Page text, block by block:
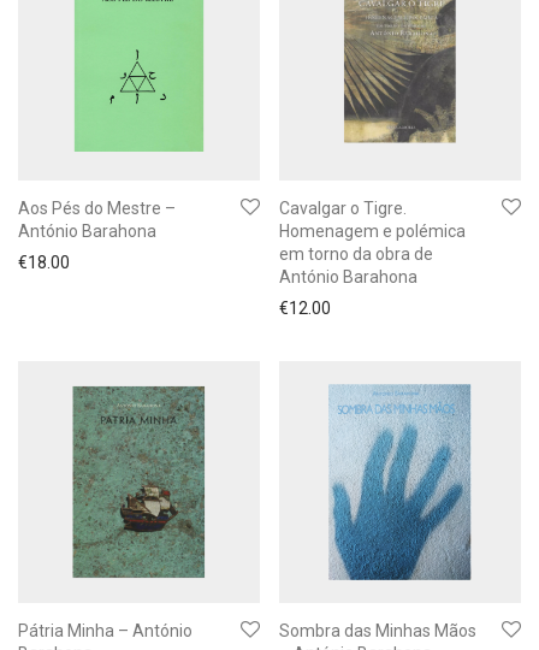
Aos Pés do Mestre –
António Barahona
€18.00
Cavalgar o Tigre.
Homenagem e polémica
em torno da obra de
António Barahona
€12.00
Pátria Minha – António
Sombra das Minhas Mãos